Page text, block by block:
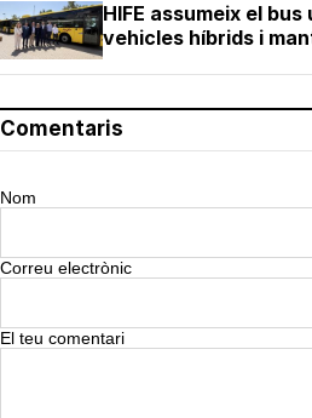
HIFE assumeix el
vehicles híbrids i
Comentaris
Nom
Correu electrònic
El teu comentari